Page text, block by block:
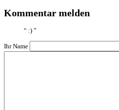
Kommentar melden
“ :) ”
Ihr Name